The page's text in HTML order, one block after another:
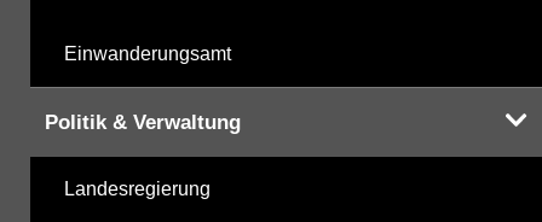
Einwanderungsamt
Politik & Verwaltung
Landesregierung